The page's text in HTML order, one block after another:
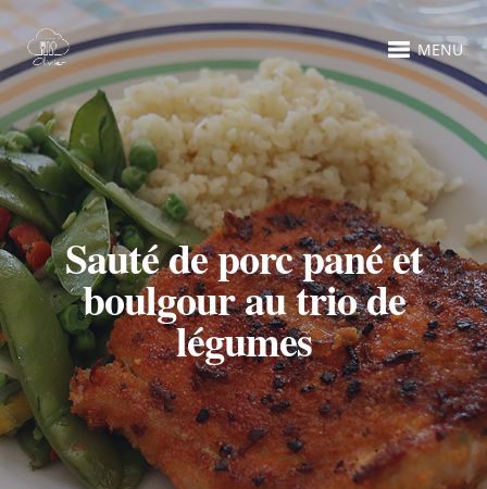
MENU
Sauté de porc pané et
boulgour au trio de
légumes